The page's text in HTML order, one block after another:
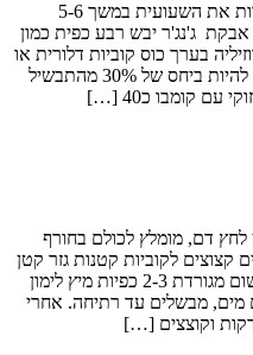
מצרכים: 2כוסות שעועית אזוקי (להשרות את השעועית במשך 5-6
אבקת ג'נג'ר יבש רבע כפית כמון
ים 1שורש פטרוזיליה בערך כוס קוביות דלורית או
דלעת 1ענף סלרי קצוץ הירקות צריכים להיות ביחס של 30% מהתבשיל
דם, מומלץ לכולם בחורף
20-30 ס"מ קומבו יבש 2 בצלים קצוצים לקוביות קטנות גזר קטן
מגורד 2-3 כפות שמן שומשום 1-2 שן שום מגורדת 2-3 כפיות מיץ לימון
מים, מבשלים עד רתיחה. אחרי
וקוצצים […]